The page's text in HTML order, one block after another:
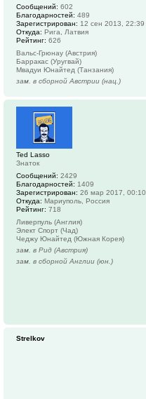
Сообщений: 602
Благодарностей: 489
Зарегистрирован: 12 сен 2013, 22:39
Откуда: Рига, Латвия
Рейтинг: 626
Вальс-Грюнау (Австрия)
Барракас (Уругвай)
Мвадуи Юнайтед (Танзания)
зам. в сборной Австрии (нац.)
Ted Lasso
Знаток
Сообщений: 2429
Благодарностей: 1409
Зарегистрирован: 26 мар 2017, 00:10
Откуда: Мариуполь, Россия
Рейтинг: 718
Ливерпуль (Англия)
Элект Спорт (Чад)
Чеджу Юнайтед (Южная Корея)
зам. в Рид (Австрия)
зам. в сборной Англии (юн.)
Strelkov